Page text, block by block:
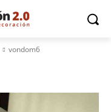
vondom6